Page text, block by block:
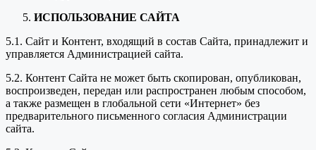
ИСПОЛЬЗОВАНИЕ САЙТА
5.1. Сайт и Контент, входящий в состав Сайта, принадлежит и
управляется Администрацией сайта.
5.2. Контент Сайта не может быть скопирован, опубликован,
воспроизведен, передан или распространен любым способом,
а также размещен в глобальной сети «Интернет» без
предварительного письменного согласия Администрации
сайта.